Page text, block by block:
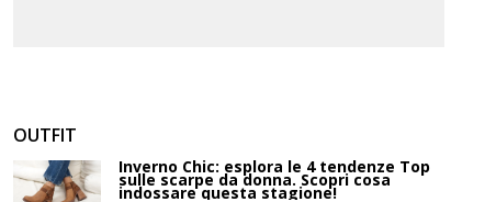
OUTFIT
Inverno Chic: esplora le 4 tendenze Top
sulle scarpe da donna. Scopri cosa
indossare questa stagione!